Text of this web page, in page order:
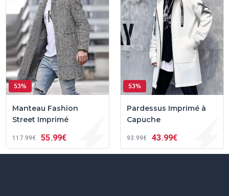
53%
Manteau Fashion
Street Imprimé
117 99€ 55 99€
53%
Pardessus Imprimé à
Capuche
93 99€ 43 99€